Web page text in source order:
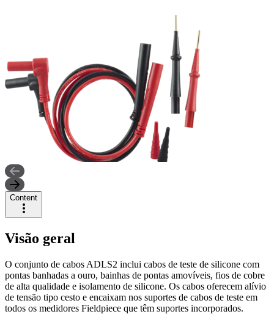
Content
Visão geral
O conjunto de cabos ADLS2 inclui cabos de teste de silicone com
pontas banhadas a ouro, bainhas de pontas amovíveis, fios de cobre
de alta qualidade e isolamento de silicone. Os cabos oferecem alívio
de tensão tipo cesto e encaixam nos suportes de cabos de teste em
todos os medidores Fieldpiece que têm suportes incorporados.